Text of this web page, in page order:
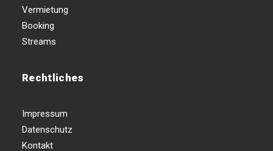
Vermietung
Booking
Streams
Rechtliches
Impressum
Datenschutz
Kontakt